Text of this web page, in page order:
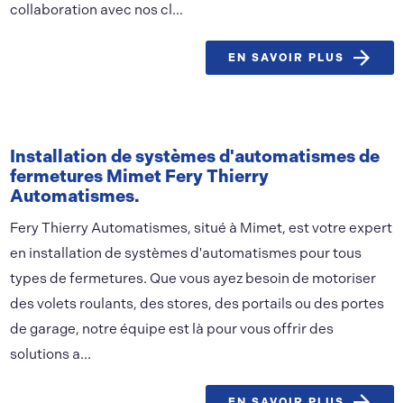
collaboration avec nos cl...
EN SAVOIR PLUS
Installation de systèmes d'automatismes de
fermetures Mimet Fery Thierry
Automatismes.
Fery Thierry Automatismes, situé à Mimet, est votre expert
en installation de systèmes d'automatismes pour tous
types de fermetures. Que vous ayez besoin de motoriser
des volets roulants, des stores, des portails ou des portes
de garage, notre équipe est là pour vous offrir des
solutions a...